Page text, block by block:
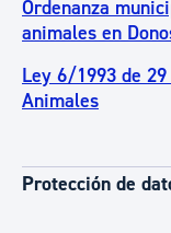
Ordenanza
animales en
Ley 6/1993 de
Animales
Protección de